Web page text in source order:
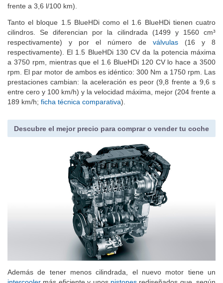
frente a 3,6 l/100 km).
Tanto el bloque 1.5 BlueHDi como el 1.6 BlueHDi tienen cuatro
cilindros. Se diferencian por la cilindrada (1499 y 1560 cm³
respectivamente) y por el número de válvulas (16 y 8
respectivamente). El 1.5 BlueHDi 130 CV da la potencia máxima
a 3750 rpm, mientras que el 1.6 BlueHDi 120 CV lo hace a 3500
rpm. El par motor de ambos es idéntico: 300 Nm a 1750 rpm. Las
prestaciones cambian: la aceleración es peor (9,8 frente a 9,6 s
entre cero y 100 km/h) y la velocidad máxima, mejor (204 frente a
189 km/h; ficha técnica comparativa).
Descubre el mejor precio para comprar o vender tu coche
Además de tener menos cilindrada, el nuevo motor tiene un